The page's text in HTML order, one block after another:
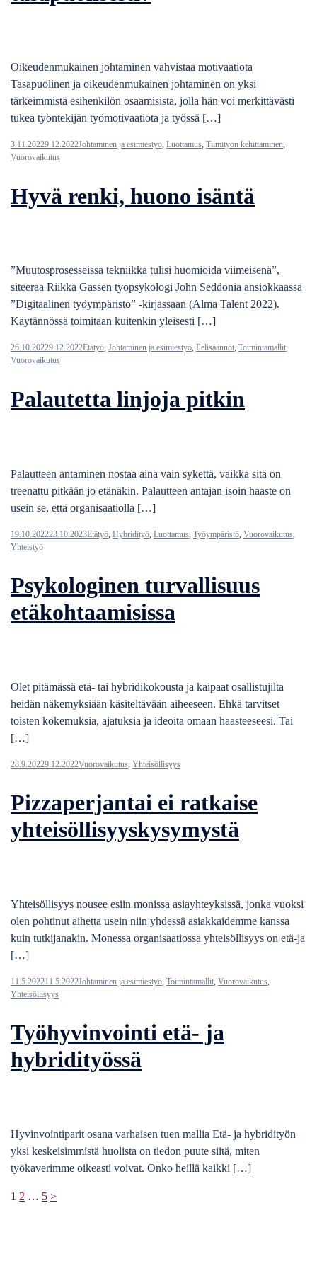
Oikeudenmukainen johtaminen vahvistaa motivaatiota
Tasapuolinen ja oikeudenmukainen johtaminen on yksi
tärkeimmistä esihenkilön osaamisista, jolla hän voi merkittävästi
tukea työntekijän työmotivaatiota ja työssä […]
3.11.20229.12.2022Johtaminen ja esimiestyö, Luottamus, Tiimityön kehittäminen,
Vuorovaikutus
Hyvä renki, huono isäntä
”Muutosprosesseissa tekniikka tulisi huomioida viimeisenä”,
siteeraa Riikka Gassen työpsykologi John Seddonia ansiokkaassa
”Digitaalinen työympäristö” -kirjassaan (Alma Talent 2022).
Käytännössä toimitaan kuitenkin yleisesti […]
26.10.20229.12.2022Etätyö, Johtaminen ja esimiestyö, Pelisäännöt, Toimintamallit,
Vuorovaikutus
Palautetta linjoja pitkin
Palautteen antaminen nostaa aina vain sykettä, vaikka sitä on
treenattu pitkään jo etänäkin. Palautteen antajan isoin haaste on
usein se, että organisaatiolla […]
19.10.202223.10.2023Etätyö Hybridityö Luottamus Työympäristö Vuorovaikutus
Yhteistyö
Psykologinen turvallisuus
etäkohtaamisissa
Olet pitämässä etä- tai hybridikokousta ja kaipaat osallistujilta
heidän näkemyksiään käsiteltävään aiheeseen. Ehkä tarvitset
toisten kokemuksia, ajatuksia ja ideoita omaan haasteeseesi. Tai
[…]
28.9.20229.12.2022Vuorovaikutus Yhteisöllisyys
Pizzaperjantai ei ratkaise
yhteisöllisyyskysymystä
Yhteisöllisyys nousee esiin monissa asiayhteyksissä, jonka vuoksi
olen pohtinut aihetta usein niin yhdessä asiakkaidemme kanssa
kuin tutkijanakin. Monessa organisaatiossa yhteisöllisyys on etä-ja
[…]
11.5.202211.5.2022Johtaminen ja esimiestyö Toimintamallit Vuorovaikutus
Yhteisöllisyys
Työhyvinvointi etä- ja
hybridityössä
Hyvinvointiparit osana varhaisen tuen mallia Etä- ja hybridityön
yksi keskeisimmistä huolista on tiedon puute siitä, miten
työkaverimme oikeasti voivat. Onko heillä kaikki […]
Artikkelien
1 2 … 5 >